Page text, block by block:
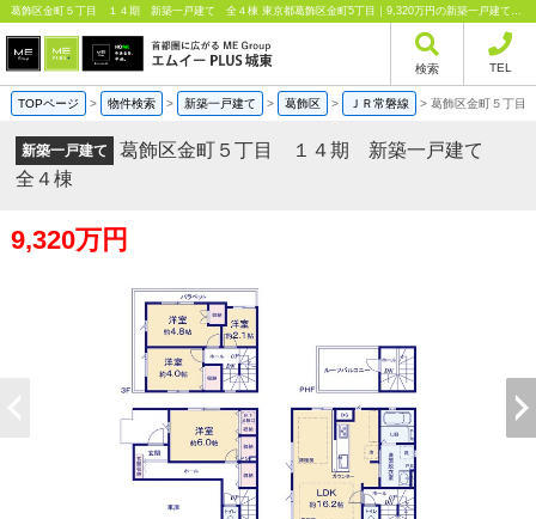
葛飾区金町５丁目 １４期 新築一戸建て 全４棟 東京都葛飾区金町5丁目｜9,320万円の新築一戸建て｜分譲住宅や新築物件｜エムイーPLUS城東株式会社
検索 TEL
TOPページ > 物件検索 > 新築一戸建て > 葛飾区 > ＪＲ常磐線 > 葛飾区金町５丁
新築一戸建て
葛飾区金町５丁目 １４期 新築一戸建て
全４棟
9,320万円